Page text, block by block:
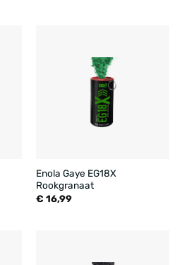
Enola Gaye EG18X
Rookgranaat
€ 16,99